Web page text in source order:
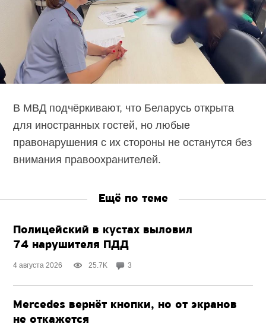
В МВД подчёркивают, что Беларусь открыта
для иностранных гостей, но любые
правонарушения с их стороны не останутся без
внимания правоохранителей.
Ещё по теме
Полицейский в кустах выловил
74 нарушителя ПДД
4 августа 2026 25.7K 3
Mercedes вернёт кнопки, но от экранов
не откажется